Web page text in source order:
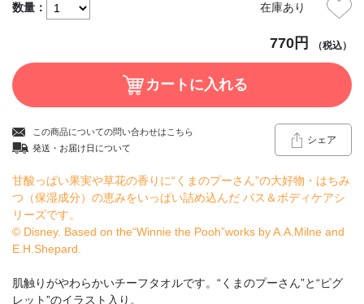
770円 （税込）
数量： 在庫あり
この商品についての問い合わせはこちら
発送・お届け日について
シェア
甘酸っぱい果実や草花の香りに“くまのプーさん”の大好物・はちみ
つ（保湿成分）の恵みをいっぱい詰め込んだ バス＆ボディケアシ
リーズです。
© Disney. Based on the“Winnie the Pooh”works by A.A.Milne and
E.H.Shepard.
肌触りがやわらかいチーフタオルです。“くまのプーさん”と“ピグ
レット”のイラスト入り。